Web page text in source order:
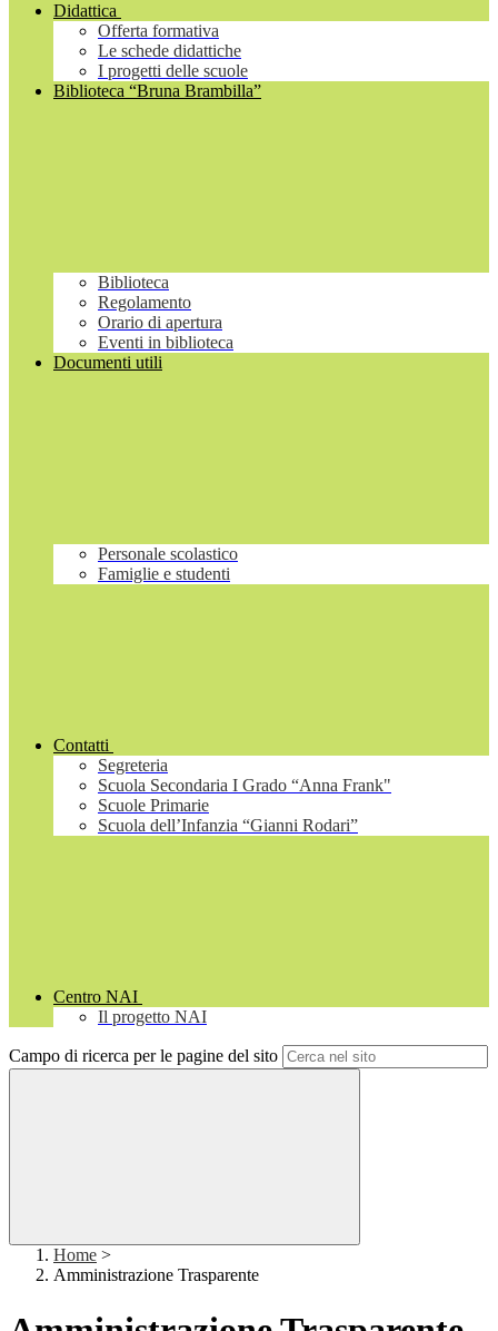
Didattica
Offerta formativa
Le schede didattiche
I progetti delle scuole
Biblioteca “Bruna Brambilla”
Biblioteca
Regolamento
Orario di apertura
Eventi in biblioteca
Documenti utili
Personale scolastico
Famiglie e studenti
Contatti
Segreteria
Scuola Secondaria I Grado “Anna Frank"
Scuole Primarie
Scuola dell’Infanzia “Gianni Rodari”
Centro NAI
Il progetto NAI
Campo di ricerca per le pagine del sito
Home >
Amministrazione Trasparente